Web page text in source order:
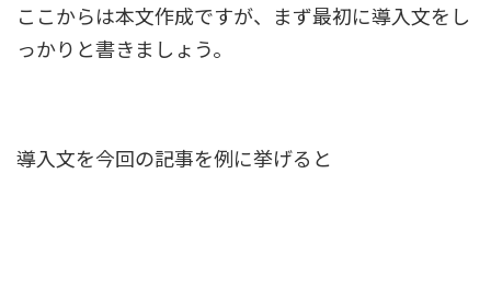
ここからは本文作成ですが、まず最初に導入文をし
っかりと書きましょう。
導入文を今回の記事を例に挙げると